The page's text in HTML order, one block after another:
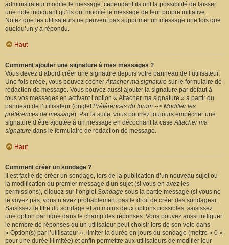
administrateur modifie le message, cependant ils ont la possibilité de laisser
une note indiquant qu’ils ont modifié le message de leur propre initiative.
Notez que les utilisateurs ne peuvent pas supprimer un message une fois que
quelqu’un y a répondu.
Haut
Comment ajouter une signature à mes messages ?
Vous devez d’abord créer une signature depuis votre panneau de l’utilisateur.
Une fois créée, vous pouvez cocherAttacher ma signature sur le formulaire de
rédaction de message. Vous pouvez aussi ajouter la signature par défaut à
tous vos messages en activant l’option « Attacher ma signature » à partir du
panneau de l’utilisateur (ongletPréférences du forum --> Modifier les
préférences de message). Par la suite, vous pourrez toujours empêcher une
signature d’être ajoutée à un message en décochant la caseAttacher ma
signature dans le formulaire de rédaction de message.
Haut
Comment créer un sondage ?
Il est facile de créer un sondage, lors de la publication d’un nouveau sujet ou
la modification du premier message d’un sujet (si vous en avez les
permissions), cliquez sur l’ongletSondage sous la partie message (si vous ne
le voyez pas, vous n’avez probablement pas le droit de créer des sondages).
Saisissez le titre du sondage et au moins deux options possibles, saisissez
une option par ligne dans le champ des réponses. Vous pouvez aussi indiquer
le nombre de réponses qu’un utilisateur peut choisir lors de son vote dans
« Option(s) par l’utilisateur », limiter la durée en jours du sondage (mettre « 0 »
pour une durée illimitée) et enfin permettre aux utilisateurs de modifier leur